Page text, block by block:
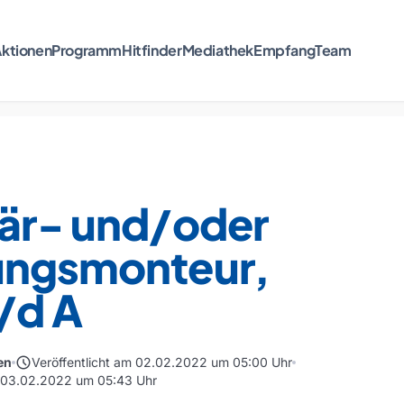
ProgrammHitfinderMediathekEmpfangTeam
und/oder
A
scheduleVeröffentlicht am 02.02.2022 um 05:00 Uhr
um 05:43 Uhr